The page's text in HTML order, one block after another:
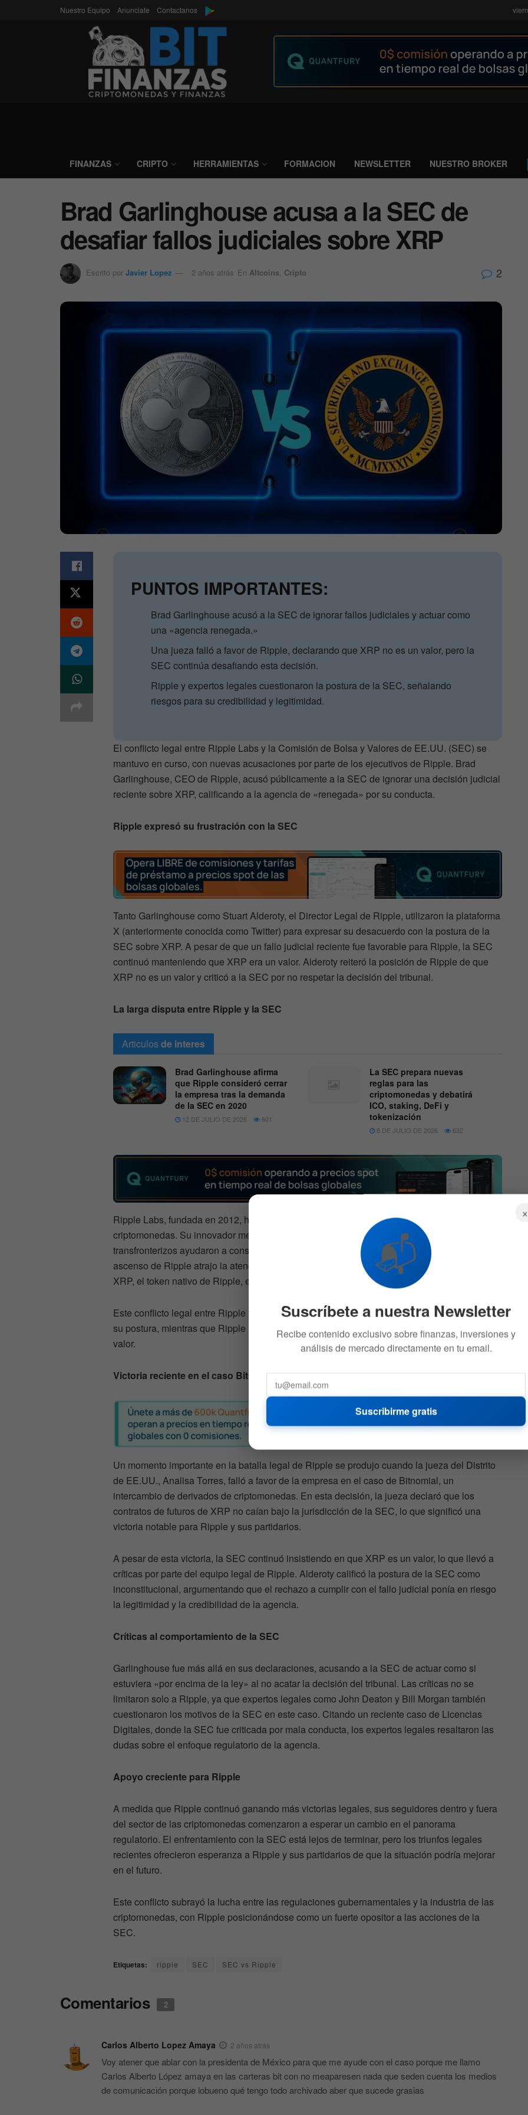
Nuestro Equipo Anunciate Contactanos
FINANZAS CRIPTO HERRAMIENTAS FORMACION NEWSLETTER NUESTRO BROKER
Brad Garlinghouse acusa a la SEC de
desafiar fallos judiciales sobre XRP
Escrito por Javier Lopez 2 años atrás En Altcoins Cripto 2
PUNTOS IMPORTANTES:
Brad Garlinghouse acusó a la SEC de ignorar fallos judiciales y actuar como
una «agencia renegada.»
Una jueza falló a favor de Ripple, declarando que XRP no es un valor, pero la
SEC continúa desafiando esta decisión.
Ripple y expertos legales cuestionaron la postura de la SEC, señalando
riesgos para su credibilidad y legitimidad.
El conflicto legal entre Ripple Labs y la Comisión de Bolsa y Valores de EE.UU. (SEC) se
mantuvo en curso, con nuevas acusaciones por parte de los ejecutivos de Ripple. Brad
Garlinghouse, CEO de Ripple, acusó públicamente a la SEC de ignorar una decisión judicial
reciente sobre XRP, calificando a la agencia de «renegada» por su conducta.
Ripple expresó su frustración con la SEC
Tanto Garlinghouse como Stuart Alderoty, el Director Legal de Ripple, utilizaron la plataforma
X (anteriormente conocida como Twitter) para expresar su desacuerdo con la postura de la
SEC sobre XRP. A pesar de que un fallo judicial reciente fue favorable para Ripple, la SEC
continuó manteniendo que XRP era un valor. Alderoty reiteró la posición de Ripple de que
XRP no es un valor y criticó a la SEC por no respetar la decisión del tribunal.
La larga disputa entre Ripple y la SEC
Articulosde interes
Brad Garlinghouse afirma
que Ripple consideró cerrar
la empresa tras la demanda
de la SEC en 2020
12 DE JULIO DE 2026 601
La SEC prepara nuevas
reglas para las
criptomonedas y debatirá
ICO, staking, DeFi y
tokenización
8 DE JULIO DE 2026 632
Ripple Labs, fundada en 2012, ha sido una compañía destacada en la industria de las
criptomonedas. Su innovador mecanismo de consenso y su enfoque en los pagos
transfronterizos ayudaron a consolidar su posición en el sector. Sin embargo, el rápido
ascenso de Ripple atrajo la atención de la SEC, que inició una investigación alegando que
XRP, el token nativo de Ripple, es un valor.
Este conflicto legal entre Ripple y la SEC ha persistido durante años. La SEC ha mantenido
su postura, mientras que Ripple ha disputado constantemente la clasificación de XRP como
valor.
Victoria reciente en el caso Bitnomial
Un momento importante en la batalla legal de Ripple se produjo cuando la jueza del Distrito
de EE.UU., Analisa Torres, falló a favor de la empresa en el caso de Bitnomial, un
intercambio de derivados de criptomonedas. En esta decisión, la jueza declaró que los
contratos de futuros de XRP no caían bajo la jurisdicción de la SEC, lo que significó una
victoria notable para Ripple y sus partidarios.
A pesar de esta victoria, la SEC continuó insistiendo en que XRP es un valor, lo que llevó a
críticas por parte del equipo legal de Ripple. Alderoty calificó la postura de la SEC como
inconstitucional, argumentando que el rechazo a cumplir con el fallo judicial ponía en riesgo
la legitimidad y la credibilidad de la agencia.
Críticas al comportamiento de la SEC
Garlinghouse fue más allá en sus declaraciones, acusando a la SEC de actuar como si
estuviera «por encima de la ley» al no acatar la decisión del tribunal. Las críticas no se
limitaron solo a Ripple, ya que expertos legales como John Deaton y Bill Morgan también
cuestionaron los motivos de la SEC en este caso. Citando un reciente caso de Licencias
Digitales, donde la SEC fue criticada por mala conducta, los expertos legales resaltaron las
dudas sobre el enfoque regulatorio de la agencia.
Apoyo creciente para Ripple
A medida que Ripple continuó ganando más victorias legales, sus seguidores dentro y fuera
del sector de las criptomonedas comenzaron a esperar un cambio en el panorama
regulatorio. El enfrentamiento con la SEC está lejos de terminar, pero los triunfos legales
recientes ofrecieron esperanza a Ripple y sus partidarios de que la situación podría mejorar
en el futuro.
Este conflicto subrayó la lucha entre las regulaciones gubernamentales y la industria de las
criptomonedas, con Ripple posicionándose como un fuerte opositor a las acciones de la
SEC.
Etiquetas: ripple SEC SEC vs Ripple
Comentarios 2
Carlos Alberto Lopez Amaya 2 años atrás
Voy atener que ablar con la presidenta de México para que me ayude con el caso porque me llamo
Carlos Alberto López amaya en las carteras bit con no meaparesen nada que seden cuenta los medios
de comunicación porque lobueno qué tengo todo archivado aber que sucede grasias
×
📬
Suscríbete a nuestra Newsletter
Recibe contenido exclusivo sobre finanzas, inversiones y
análisis de mercado directamente en tu email.
Suscribirme gratis